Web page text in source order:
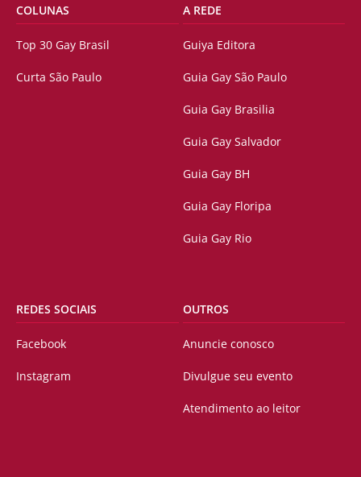
COLUNAS
Top 30 Gay Brasil
Curta São Paulo
A REDE
Guiya Editora
Guia Gay São Paulo
Guia Gay Brasilia
Guia Gay Salvador
Guia Gay BH
Guia Gay Floripa
Guia Gay Rio
REDES SOCIAIS
Facebook
Instagram
OUTROS
Anuncie conosco
Divulgue seu evento
Atendimento ao leitor